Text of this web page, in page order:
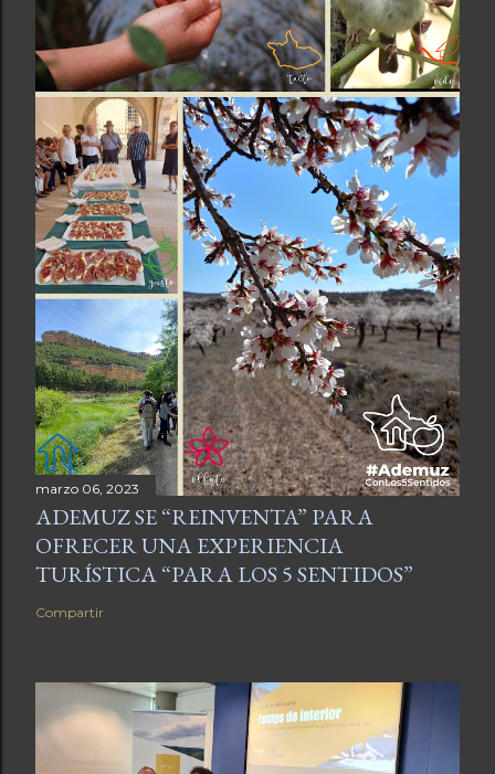
marzo 06, 2023
ADEMUZ SE “REINVENTA” PARA
OFRECER UNA EXPERIENCIA
TURÍSTICA “PARA LOS 5 SENTIDOS”
Compartir